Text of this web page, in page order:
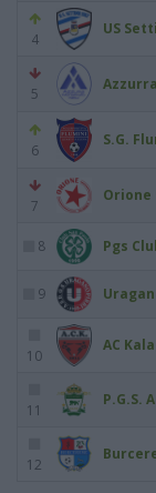
4
US
5
6
S.G.
7
Orione
8 Pgs
9
10
AC
11
P.G.S.
12